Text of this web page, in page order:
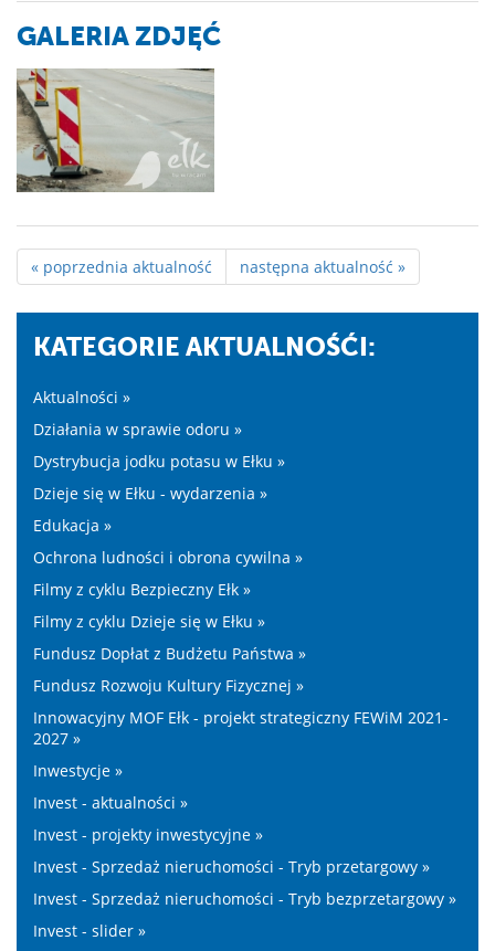
GALERIA ZDJĘĆ
« poprzednia aktualność następna aktualność »
KATEGORIE AKTUALNOŚĆI:
Aktualności »
Działania w sprawie odoru »
Dystrybucja jodku potasu w Ełku »
Dzieje się w Ełku - wydarzenia »
Edukacja »
Ochrona ludności i obrona cywilna »
Filmy z cyklu Bezpieczny Ełk »
Filmy z cyklu Dzieje się w Ełku »
Fundusz Dopłat z Budżetu Państwa »
Fundusz Rozwoju Kultury Fizycznej »
Innowacyjny MOF Ełk - projekt strategiczny FEWiM 2021-
2027 »
Inwestycje »
Invest - aktualności »
Invest - projekty inwestycyjne »
Invest - Sprzedaż nieruchomości - Tryb przetargowy »
Invest - Sprzedaż nieruchomości - Tryb bezprzetargowy »
Invest - slider »